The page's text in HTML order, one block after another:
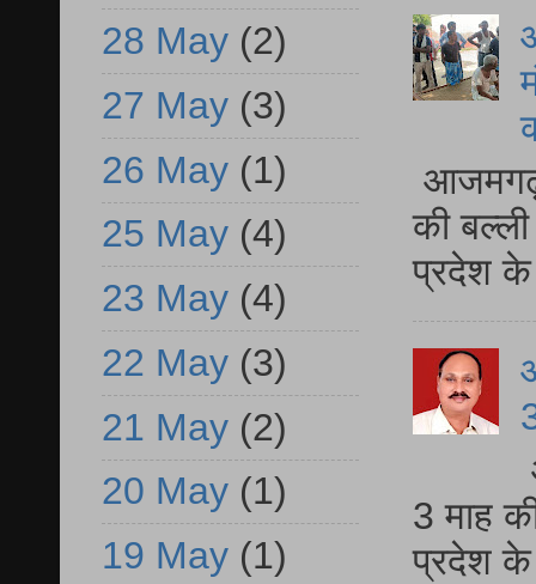
आजमगढ़
की
प्रदेश
3 माह
प्रदेश
28 May (2)
27 May (3)
26 May (1)
25 May (4)
23 May (4)
22 May (3)
21 May (2)
20 May (1)
19 May (1)